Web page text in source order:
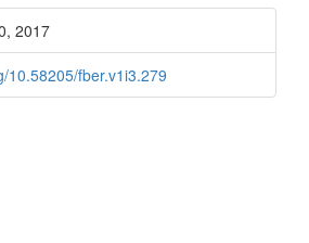
2017
10.58205/fber.v1i3.279